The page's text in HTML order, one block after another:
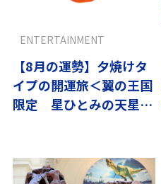
【8月の運勢】夕焼けタ
イプの開運旅＜翼の王国
限定 星ひとみの天星術
ENTERTAINMENT